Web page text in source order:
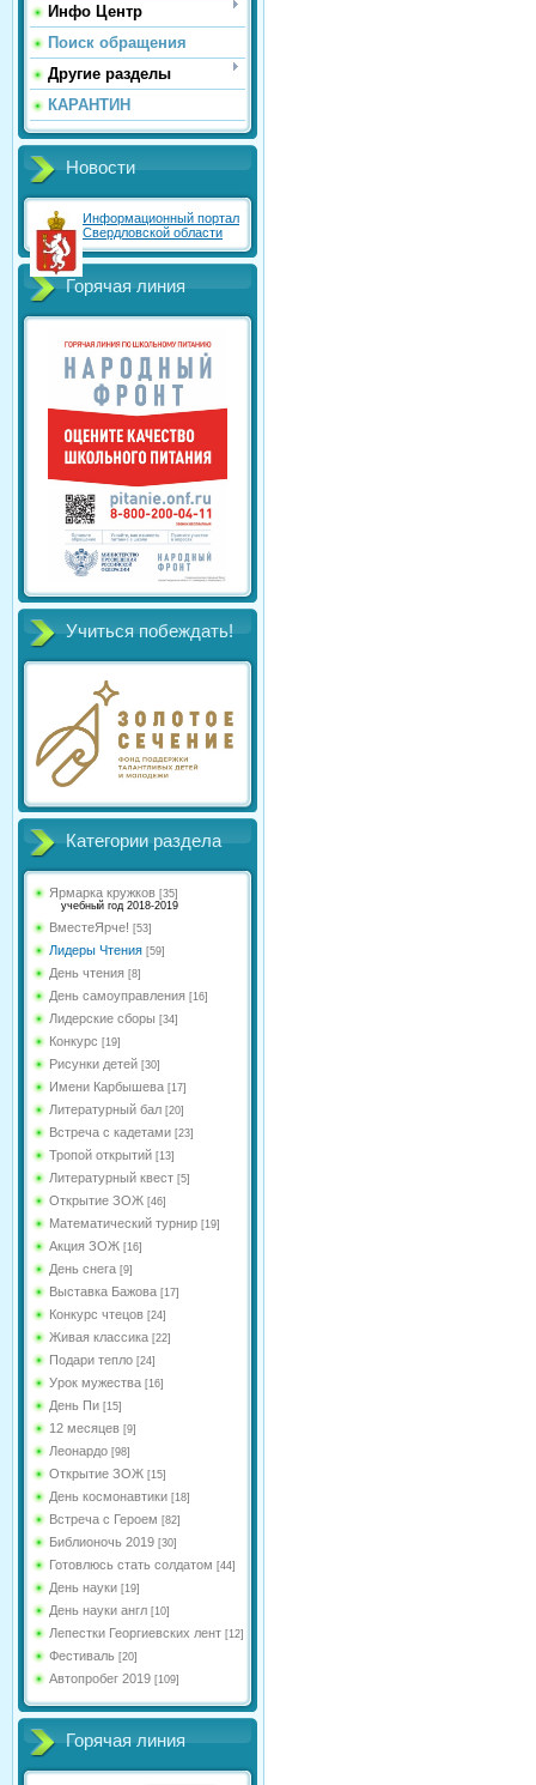
Инфо Центр
Поиск обращения
Другие разделы
КАРАНТИН
Новости
Информационный портал
Свердловской области
Горячая линия
Учиться побеждать!
Категории раздела
Ярмарка кружков [35]
учебный год 2018-2019
ВместеЯрче! [53]
Лидеры Чтения [59]
День чтения [8]
День самоуправления [16]
Лидерские сборы [34]
Конкурс [19]
Рисунки детей [30]
Имени Карбышева [17]
Литературный бал [20]
Встреча с кадетами [23]
Тропой открытий [13]
Литературный квест [5]
Открытие ЗОЖ [46]
Математический турнир [19]
Акция ЗОЖ [16]
День снега [9]
Выставка Бажова [17]
Конкурс чтецов [24]
Живая классика [22]
Подари тепло [24]
Урок мужества [16]
День Пи [15]
12 месяцев [9]
Леонардо [98]
Открытие ЗОЖ [15]
День космонавтики [18]
Встреча с Героем [82]
Библионочь 2019 [30]
Готовлюсь стать солдатом [44]
День науки [19]
День науки англ [10]
Лепестки Георгиевских лент [12]
Фестиваль [20]
Автопробег 2019 [109]
Горячая линия